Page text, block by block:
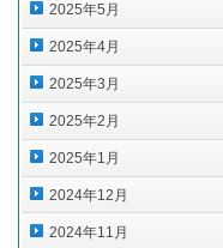
2025年5月
2025年4月
2025年3月
2025年2月
2025年1月
2024年12月
2024年11月